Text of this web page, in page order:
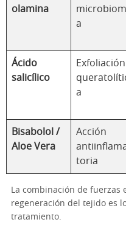
olamina
microbiom
a
Ácido
salicílico
Exfoliación
a
Bisabolol /
Aloe Vera
Acción
toria
La combinación de
regeneración del tejido es
tratamiento.